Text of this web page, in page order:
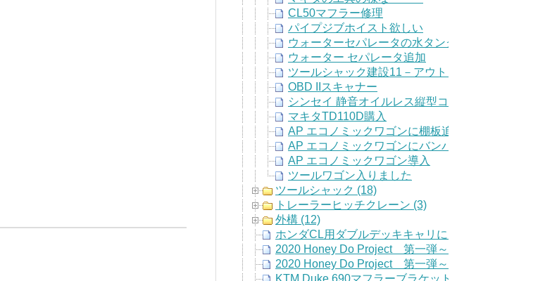
CL50マフラー修理
パイプジブホイスト欲しい
ウォーターセパレータの水タンク
ウォーター セパレータ追加
ツールシャック建設11－アウトレット追加
OBD IIスキャナー
シンセイ 静音オイルレス縦型コンプレッサー HS-
マキタTD110D購入
AP エコノミックワゴンに棚板追加
AP エコノミックワゴンにバンパー装着
AP エコノミックワゴン導入
ツールワゴン入りました
ツールシャック (18)
トレーラーヒッチクレーン (3)
外構 (12)
ホンダCL用ダブルデッキキャリにアンテナ基台移設
2020 Honey Do Project 第一弾～裁ち台製作 その
2020 Honey Do Project 第一弾～裁ち台製作